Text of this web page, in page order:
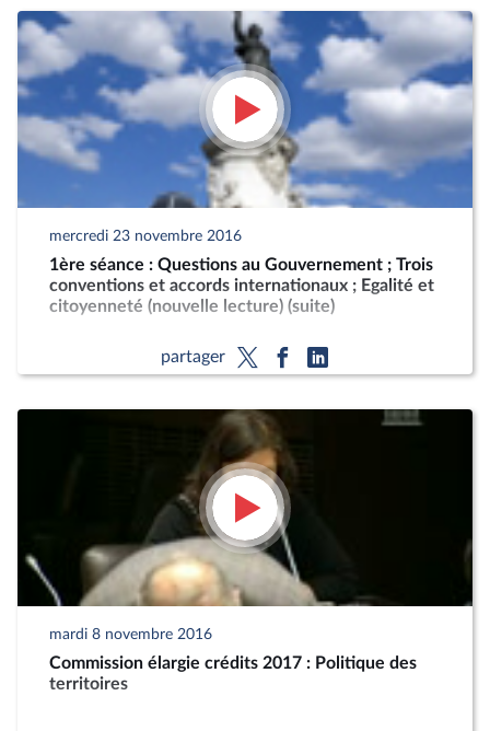
mercredi 23 novembre 2016
1ère séance : Questions au Gouvernement ; Trois
conventions et accords internationaux ; Egalité et
citoyenneté (nouvelle lecture) (suite)
partager
mardi 8 novembre 2016
Commission élargie crédits 2017 : Politique des
territoires